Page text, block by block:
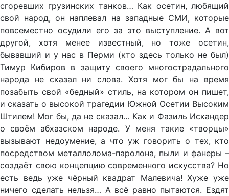
сгоревших грузинских танков… Как осетин, любящий
свой народ, он наплевал на западные СМИ, которые
повсеместно осудили его за это выступление. А вот
другой, хотя менее известный, но тоже осетин,
бывавший и у нас в Перми (кто здесь только не был)
Тимур Кибиров в защиту своего многострадального
народа не сказал ни слова. Хотя мог бы на время
позабыть свой «бедный» стиль, на котором он пишет,
и сказать о высокой трагедии Южной Осетии Высоким
Штилем! Мог бы, да не сказал… Как и Фазиль Искандер
о своём абхазском народе. У меня такие «творцы»
вызывают недоумение, а что уж говорить о тех, кто
посредством металлолома-паролона, пыли и фанеры –
создаёт свою концепцию современного искусства? Но
есть ведь уже чёрный квадрат Малевича! Хуже уже
ничего сделать нельзя… А всё равно пытаются. Ездят